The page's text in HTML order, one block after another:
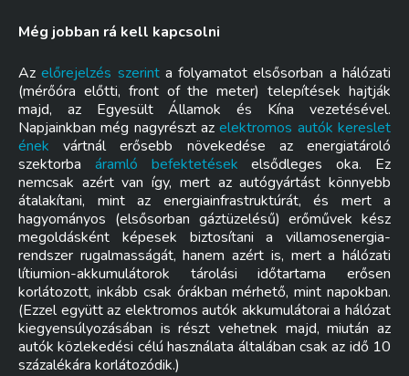
Még jobban rá kell kapcsolni
Azelőrejelzés szerinta folyamatot elsősorban a hálózati
(mérőóra előtti, front of the meter) telepítések hajtják
majd, az Egyesült Államok és Kína vezetésével.
Napjainkban még nagyrészt azelektromos autók kereslet
ének vártnál erősebb növekedése az energiatároló
szektorba áramló befektetések elsődleges oka. Ez
nemcsak azért van így, mert az autógyártást könnyebb
átalakítani, mint az energiainfrastruktúrát, és mert a
hagyományos (elsősorban gáztüzelésű) erőművek kész
megoldásként képesek biztosítani a villamosenergia-
rendszer rugalmasságát, hanem azért is, mert a hálózati
lítiumion-akkumulátorok tárolási időtartama erősen
korlátozott, inkább csak órákban mérhető, mint napokban.
(Ezzel együtt az elektromos autók akkumulátorai a hálózat
kiegyensúlyozásában is részt vehetnek majd, miután az
autók közlekedési célú használata általában csak az idő 10
százalékára korlátozódik.)